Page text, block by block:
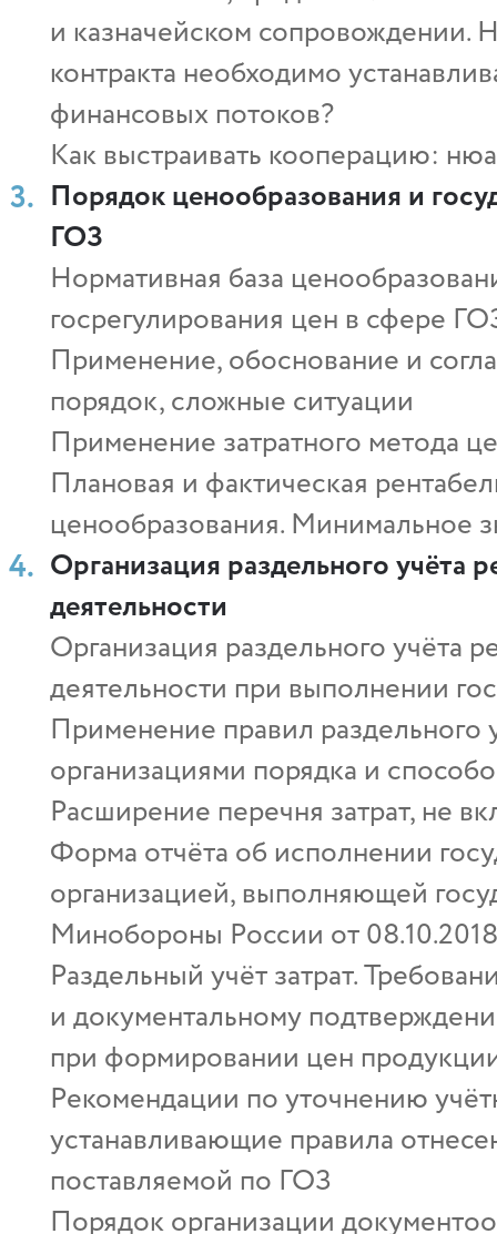
и казначейском сопровождении.
контракта необходимо
финансовых потоков?
Как выстраивать кооперацию:
Порядок ценообразования и
ГОЗ
Нормативная база
госрегулирования цен в сфере
Применение, обоснование и
порядок, сложные ситуации
Применение затратного метода
Плановая и фактическая
ценообразования. Минимальное
Организация раздельного учёта
деятельности
Организация раздельного учёта
деятельности при выполнении
Применение правил
организациями порядка и
Расширение перечня затрат, не
Форма отчёта об исполнении
организацией, выполняющей
Минобороны России от
Раздельный учёт затрат.
и документальному
при формировании цен
Рекомендации по уточнению
устанавливающие правила
поставляемой по ГОЗ
Порядок организации